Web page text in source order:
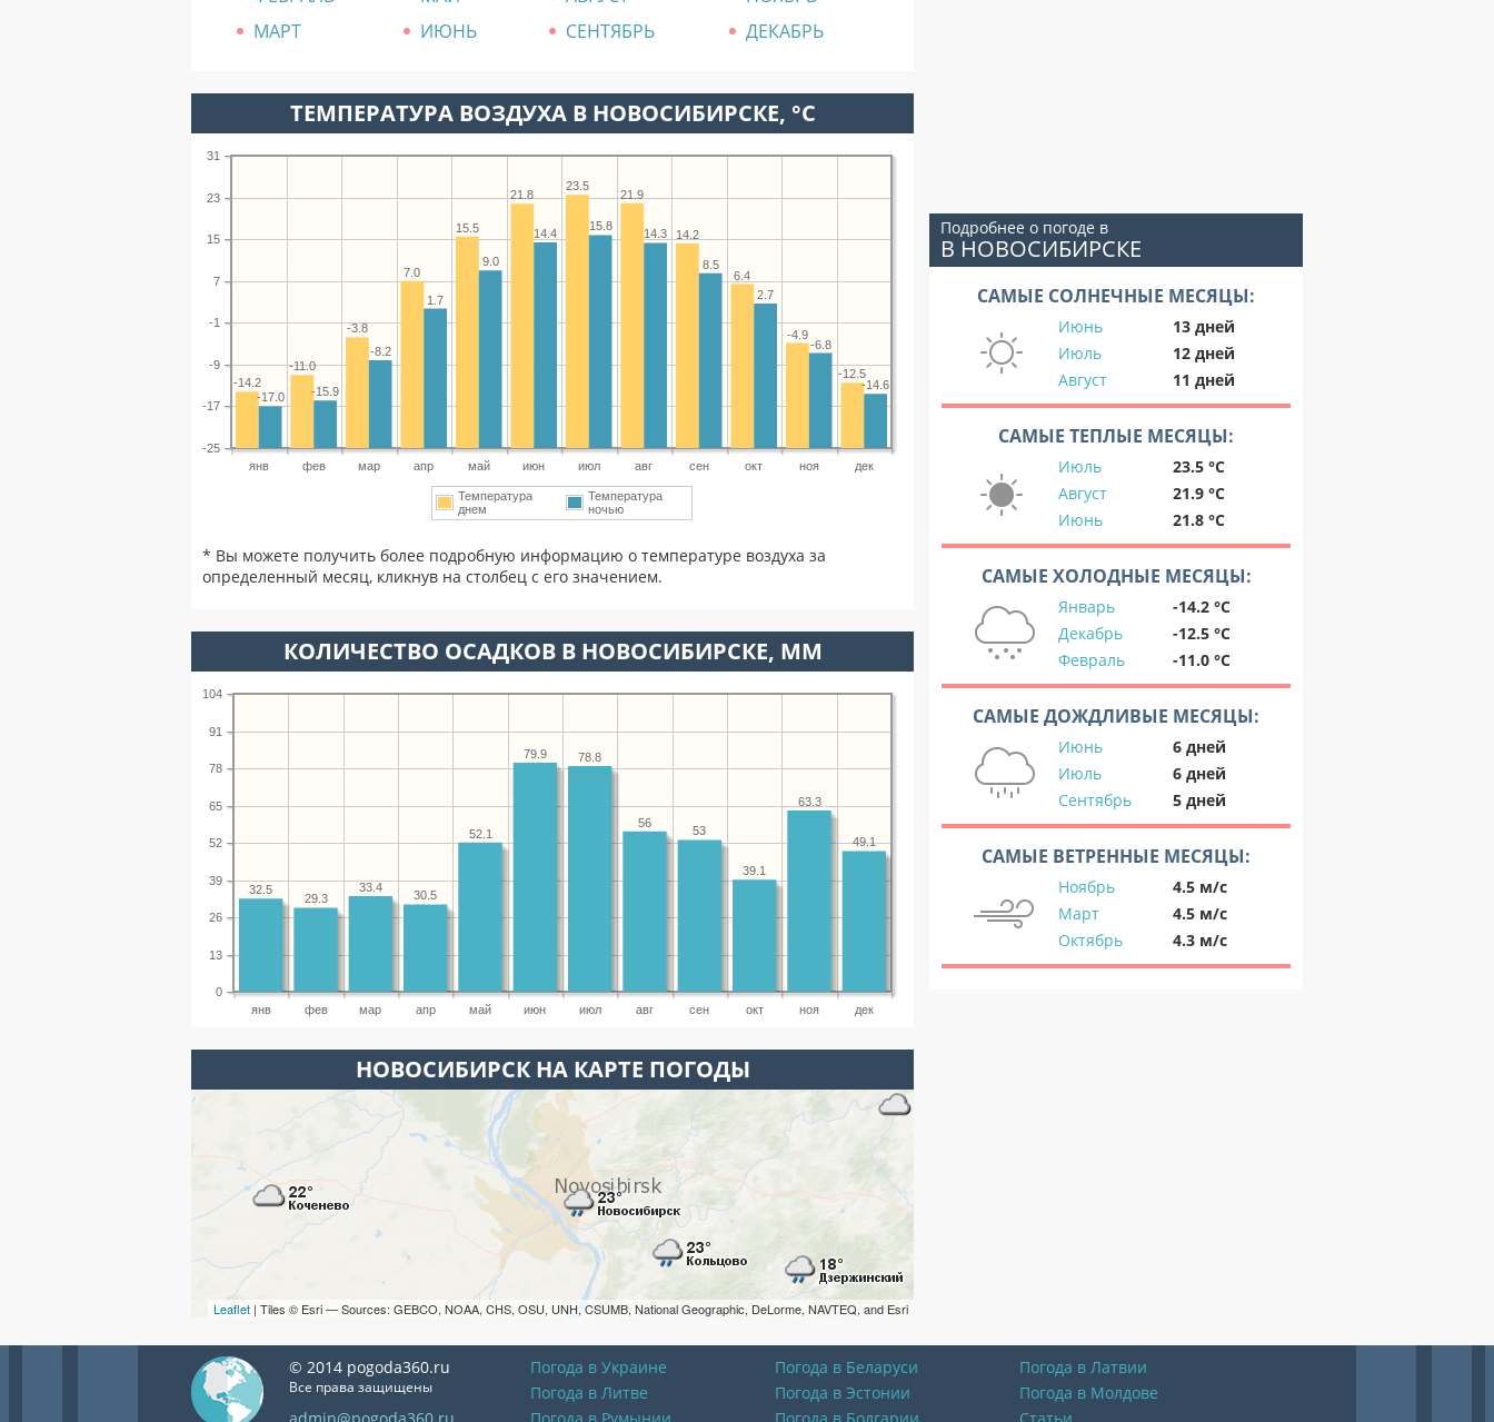
МАРТ
ИЮНЬ СЕНТЯБРЬ ДЕКАБРЬ
ТЕМПЕРАТУРА ВОЗДУХА В НОВОСИБИРСКЕ, °C
янв фев мар апр май июн июл авг сен окт ноя дек
-25
-17
-9
-1
7
15
23
31
-12.5
-4.9
6.4
14.2
21.9
23.5
21.8
15.5
7.0
-3.8
-11.0
-14.2
-14.6
-6.8
2.7
8.5
14.3
15.8
14.4
9.0
1.7
-8.2
-15.9
-17.0
Температура
днем
Температура
ночью
* Вы можете получить более подробную информацию о температуре воздуха за
определенный месяц, кликнув на столбец с его значением.
КОЛИЧЕСТВО ОСАДКОВ В НОВОСИБИРСКЕ, ММ
янв фев мар апр май июн июл авг сен окт ноя дек
0
13
26
39
52
65
78
91
104
49.1
63.3
39.1
53
56
78.8
79.9
52.1
30.5
33.4
29.3
32.5
НОВОСИБИРСК НА КАРТЕ ПОГОДЫ
Leaflet | Tiles © Esri — Sources: GEBCO, NOAA, CHS, OSU, UNH, CSUMB, National Geographic, DeLorme, NAVTEQ, and Esri
Подробнее о погоде в
В НОВОСИБИРСКЕ
САМЫЕ СОЛНЕЧНЫЕ МЕСЯЦЫ:
Июнь
13 дней
Июль
12 дней
Август
11 дней
САМЫЕ ТЕПЛЫЕ МЕСЯЦЫ:
Июль
23.5 °C
Август
21.9 °C
Июнь
21.8 °C
САМЫЕ ХОЛОДНЫЕ МЕСЯЦЫ:
Январь
-14.2 °C
Декабрь
-12.5 °C
Февраль
-11.0 °C
САМЫЕ ДОЖДЛИВЫЕ МЕСЯЦЫ:
Июнь
6 дней
Июль
6 дней
Сентябрь
5 дней
САМЫЕ ВЕТРЕННЫЕ МЕСЯЦЫ:
Ноябрь
4.5 м/с
Март
4.5 м/с
Октябрь
4.3 м/с
© 2014 pogoda360.ru
Все права защищены
Погода в Украине Погода в Беларуси
Погода в Латвии
Погода в Литве
Погода в Эстонии
Погода в Молдове